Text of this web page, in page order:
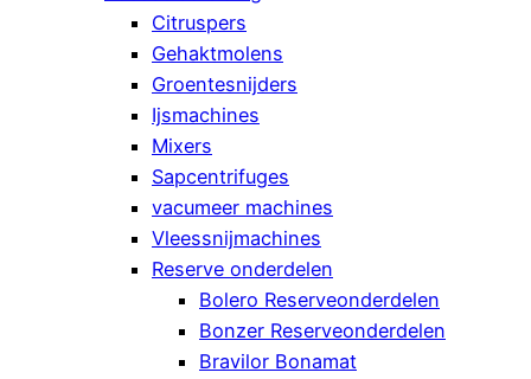
Citruspers
Gehaktmolens
Groentesnijders
Ijsmachines
Mixers
Sapcentrifuges
vacumeer machines
Vleessnijmachines
Reserve onderdelen
Bolero Reserveonderdelen
Bonzer Reserveonderdelen
Bravilor Bonamat